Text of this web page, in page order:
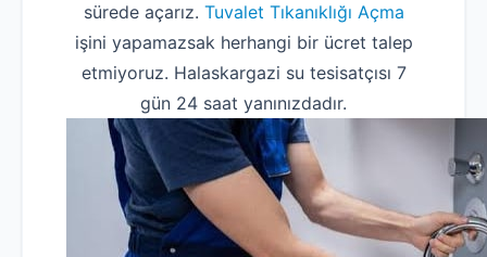
sürede açarız. Tuvalet Tıkanıklığı Açma
işini yapamazsak herhangi bir ücret talep
etmiyoruz. Halaskargazi su tesisatçısı 7
gün 24 saat yanınızdadır.